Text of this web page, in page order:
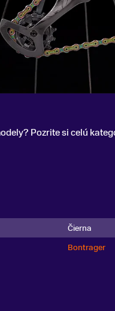
Pozrite si celú
Čierna
Bontrager